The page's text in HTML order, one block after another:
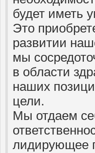
будет иметь
Это
развитии
мы
в области
наших
цели.
Мы отдаем
лидирующее